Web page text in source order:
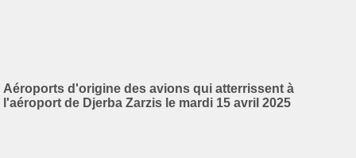
Aéroports d'origine des avions qui atterrissent à
l'aéroport de Djerba Zarzis le mardi 15 avril 2025